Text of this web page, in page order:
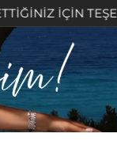
EDER,